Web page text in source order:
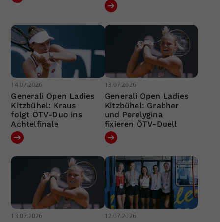
14.07.2026
Generali Open Ladies
Kitzbühel: Kraus
folgt ÖTV-Duo ins
Achtelfinale
13.07.2026
Generali Open Ladies
Kitzbühel: Grabher
und Perelygina
fixieren ÖTV-Duell
13.07.2026 12.07.2026